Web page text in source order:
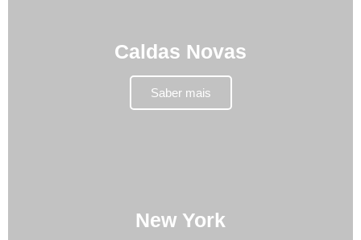
Caldas Novas
Saber mais
New York